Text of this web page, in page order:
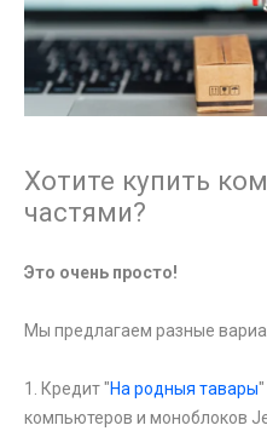
Хотите купить
частями?
Это очень просто!
Мы предлагаем разные
1. Кредит "На родныя тавары
компьютеров и моноблоков